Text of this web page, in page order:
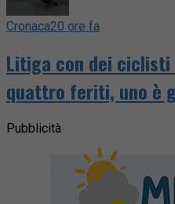
Cronaca20 ore fa
Litiga con dei
quattro feriti, uno è
Pubblicità